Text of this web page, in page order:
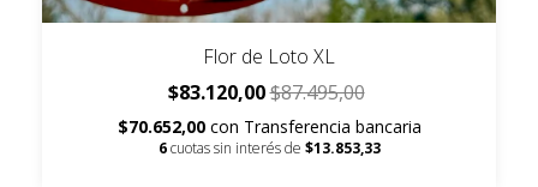
Flor de Loto XL
$83.120,00$87.495,00
$70.652,00 con Transferencia bancaria
6 cuotas sin interés de $13.853,33